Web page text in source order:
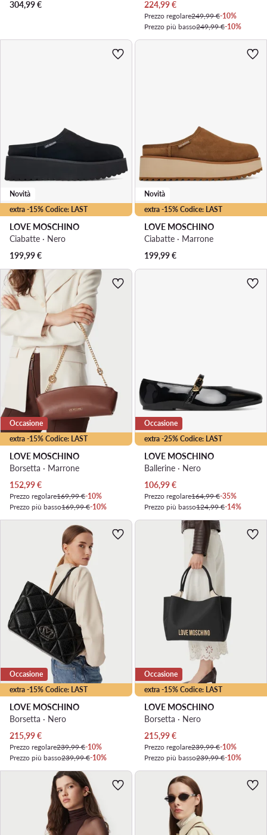
304,99€ Prezzo attuale
224,99€
Prezzo regolare249,99 €-10%
Prezzo più basso249,99 €-10%
extra -15% Codice: LAST
Novità
LOVE MOSCHINO
Ciabatte · Nero
199,99€
extra -15% Codice: LAST
Novità
LOVE MOSCHINO
Ciabatte · Marrone
199,99€
extra -15% Codice: LAST
Occasione
LOVE MOSCHINO
Borsetta · Marrone
Prezzo attuale
152,99€
Prezzo regolare169,99 €-10%
Prezzo più basso169,99 €-10%
extra -25% Codice: LAST
Occasione
LOVE MOSCHINO
Ballerine · Nero
Prezzo attuale
106,99€
Prezzo regolare164,99 €-35%
Prezzo più basso124,99 €-14%
extra -15% Codice: LAST
Occasione
LOVE MOSCHINO
Borsetta · Nero
Prezzo attuale
215,99€
Prezzo regolare239,99 €-10%
Prezzo più basso239,99 €-10%
extra -15% Codice: LAST
Occasione
LOVE MOSCHINO
Borsetta · Nero
Prezzo attuale
215,99€
Prezzo regolare239,99 €-10%
Prezzo più basso239,99 €-10%